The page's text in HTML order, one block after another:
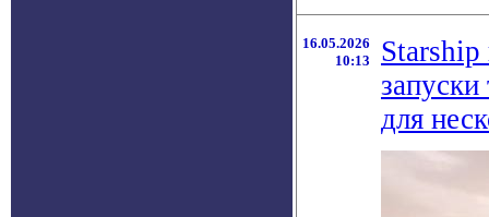
16.05.2026
10:13
Starship
для